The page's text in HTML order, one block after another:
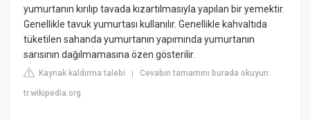
yumurtanın kırılıp tavada kızartılmasıyla yapılan bir yemektir.
Genellikle tavuk yumurtası kullanılır. Genellikle kahvaltıda
tüketilen sahanda yumurtanın yapımında yumurtanın
sarısının dağılmamasına özen gösterilir.
Kaynak kaldırma talebi |Cevabın tamamını burada okuyun:
tr.wikipedia.org